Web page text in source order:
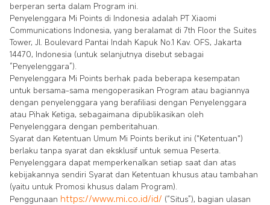
berperan serta dalam Program ini.
Penyelenggara Mi Points di Indonesia adalah PT Xiaomi
Communications Indonesia, yang beralamat di 7th Floor the Suites
Tower, Jl. Boulevard Pantai Indah Kapuk No.1 Kav. OFS, Jakarta
14470, Indonesia (untuk selanjutnya disebut sebagai
“Penyelenggara”).
Penyelenggara Mi Points berhak pada beberapa kesempatan
untuk bersama-sama mengoperasikan Program atau bagiannya
dengan penyelenggara yang berafiliasi dengan Penyelenggara
atau Pihak Ketiga, sebagaimana dipublikasikan oleh
Penyelenggara dengan pemberitahuan.
Syarat dan Ketentuan Umum Mi Points berikut ini ("Ketentuan")
berlaku tanpa syarat dan eksklusif untuk semua Peserta.
Penyelenggara dapat memperkenalkan setiap saat dan atas
kebijakannya sendiri Syarat dan Ketentuan khusus atau tambahan
(yaitu untuk Promosi khusus dalam Program).
Penggunaan https://www.mi.co.id/id/ (“Situs”), bagian ulasan